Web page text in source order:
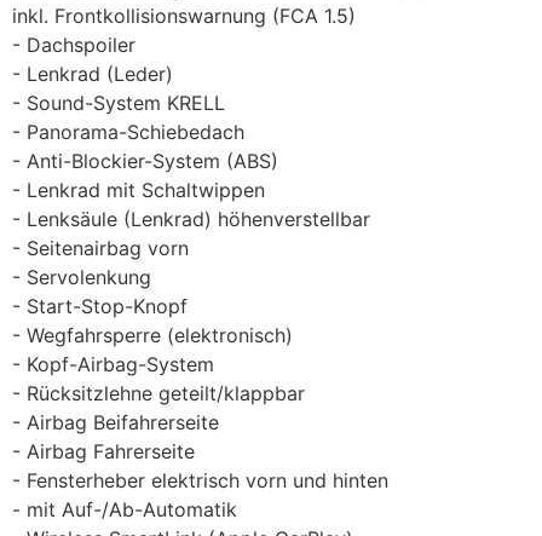
inkl. Frontkollisionswarnung (FCA 1.5)
Dachspoiler
Lenkrad (Leder)
Sound-System KRELL
Panorama-Schiebedach
Anti-Blockier-System (ABS)
Lenkrad mit Schaltwippen
Lenksäule (Lenkrad) höhenverstellbar
Seitenairbag vorn
Servolenkung
Start-Stop-Knopf
Wegfahrsperre (elektronisch)
Kopf-Airbag-System
Rücksitzlehne geteilt/klappbar
Airbag Beifahrerseite
Airbag Fahrerseite
Fensterheber elektrisch vorn und hinten
mit Auf-/Ab-Automatik